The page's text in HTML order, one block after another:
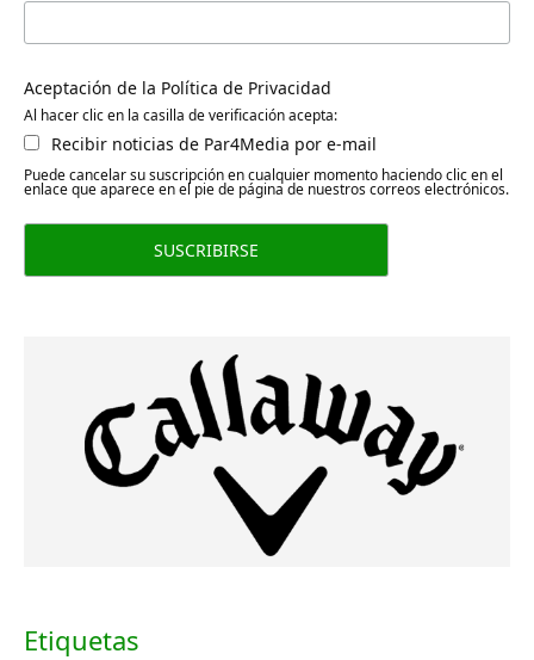
Aceptación de la Política de Privacidad
Al hacer clic en la casilla de verificación acepta:
Recibir noticias de Par4Media por e-mail
Puede cancelar su suscripción en cualquier momento haciendo clic en el
enlace que aparece en el pie de página de nuestros correos electrónicos.
Etiquetas